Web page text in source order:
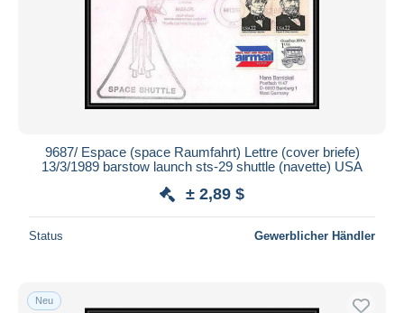
9687/ Espace (space Raumfahrt) Lettre (cover briefe)
13/3/1989 barstow launch sts-29 shuttle (navette) USA
± 2,89 $
Status Gewerblicher Händler
Neu